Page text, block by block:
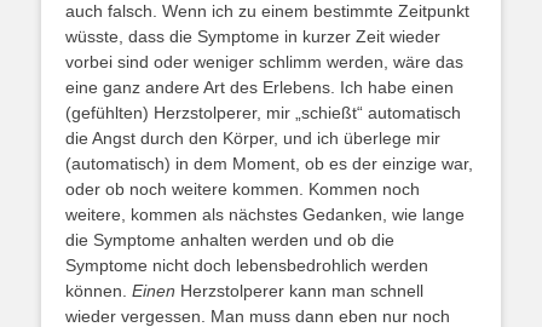
auch falsch. Wenn ich zu einem bestimmte Zeitpunkt
wüsste, dass die Symptome in kurzer Zeit wieder
vorbei sind oder weniger schlimm werden, wäre das
eine ganz andere Art des Erlebens. Ich habe einen
(gefühlten) Herzstolperer, mir „schießt“ automatisch
die Angst durch den Körper, und ich überlege mir
(automatisch) in dem Moment, ob es der einzige war,
oder ob noch weitere kommen. Kommen noch
weitere, kommen als nächstes Gedanken, wie lange
die Symptome anhalten werden und ob die
Symptome nicht doch lebensbedrohlich werden
können. Einen Herzstolperer kann man schnell
wieder vergessen. Man muss dann eben nur noch